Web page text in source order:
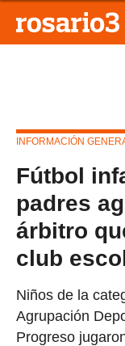
INFORMACIÓN
Fútbol
padres
árbitro
club
Niños de la
Agrupación
Progreso